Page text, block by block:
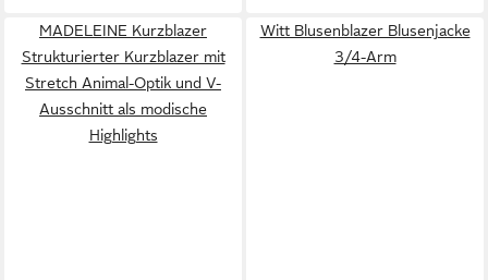
MADELEINE Kurzblazer
Strukturierter Kurzblazer mit
Stretch Animal-Optik und V-
Ausschnitt als modische
Highlights
Witt Blusenblazer Blusenjacke
3/4-Arm